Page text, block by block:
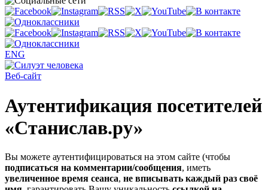
ENG
Веб-сайт
Аутентификация посетителей
«Станислав.ру»
Вы можете аутентифицироваться на этом сайте (чтобы
подписаться на комментарии/сообщения, иметь
увеличенное время сеанса, не вписывать каждый раз своё